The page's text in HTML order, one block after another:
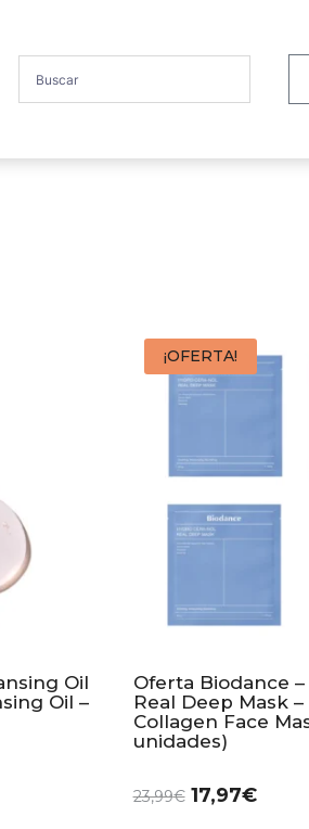
Oil
Oil –
¡OFERTA!
Oferta Biodance
Real Deep Mask
Collagen Face
unidades)
23,99€ 17,97€